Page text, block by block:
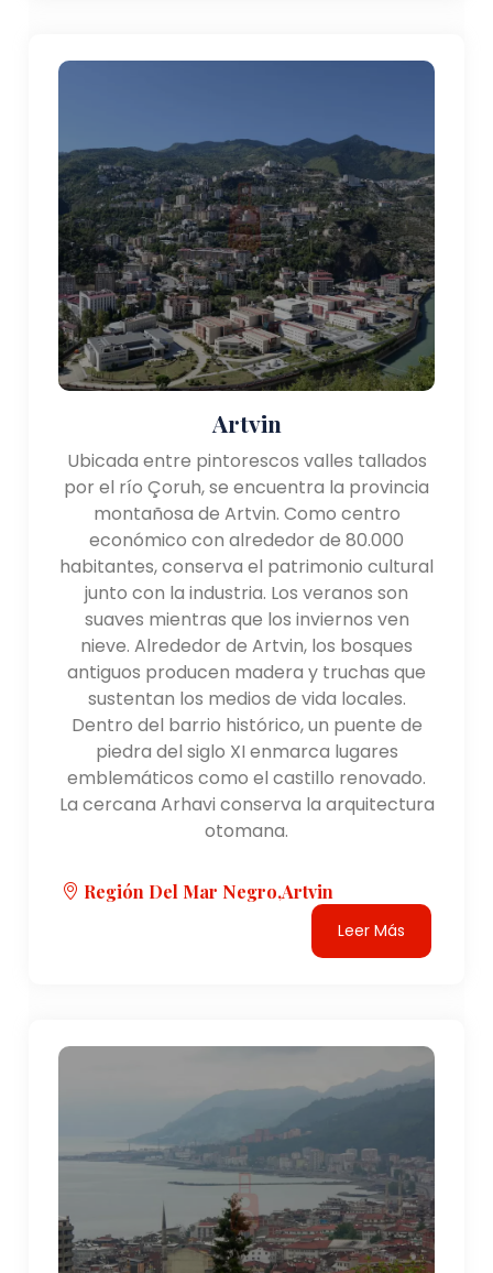
Artvin
Ubicada entre pintorescos valles tallados
por el río Çoruh, se encuentra la provincia
montañosa de Artvin. Como centro
económico con alrededor de 80.000
habitantes, conserva el patrimonio cultural
junto con la industria. Los veranos son
suaves mientras que los inviernos ven
nieve. Alrededor de Artvin, los bosques
antiguos producen madera y truchas que
sustentan los medios de vida locales.
Dentro del barrio histórico, un puente de
piedra del siglo XI enmarca lugares
emblemáticos como el castillo renovado.
La cercana Arhavi conserva la arquitectura
otomana.
Región Del Mar Negro,artvin
Leer Más